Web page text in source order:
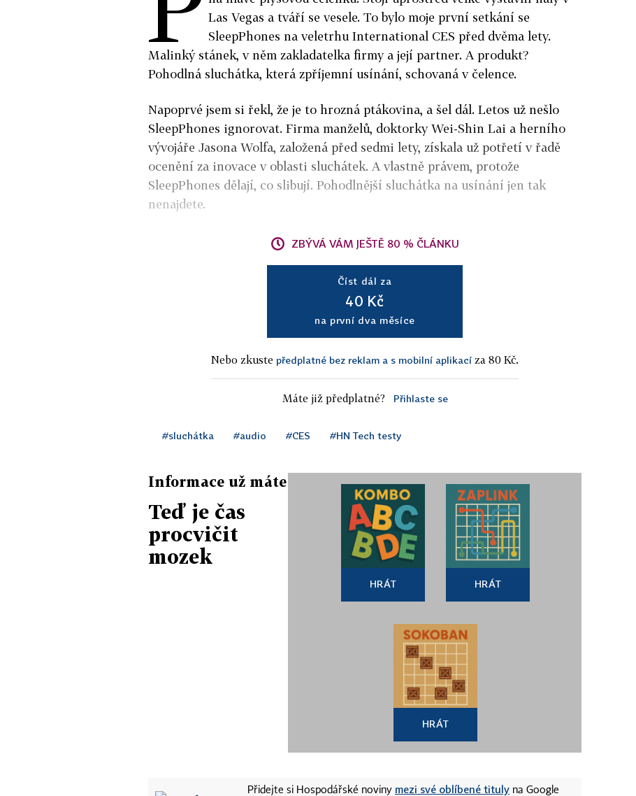
Las Vegas a tváří se vesele. To bylo moje první setkání se
SleepPhones na veletrhu International CES před dvěma lety.
Malinký stánek, v něm zakladatelka firmy a její partner. A produkt?
Pohodlná sluchátka, která zpříjemní usínání, schovaná v čelence.
Napoprvé jsem si řekl, že je to hrozná ptákovina, a šel dál. Letos už nešlo
SleepPhones ignorovat. Firma manželů, doktorky Wei-Shin Lai a herního
vývojáře Jasona Wolfa, založená před sedmi lety, získala už potřetí v řadě
ocenění za inovace v oblasti sluchátek. A vlastně právem, protože
SleepPhones dělají, co slibují. Pohodlnější sluchátka na usínání jen tak
nenajdete.
ZBÝVÁ VÁM JEŠTĚ 80 % ČLÁNKU
Číst dál za
40 Kč
na první dva měsíce
Nebo zkuste předplatné bez reklam a s mobilní aplikací za 80 Kč.
Máte již předplatné? Přihlaste se
#sluchátka #audio #CES #HN Tech testy
Informace už máte
Teď je čas
procvičit
mozek
HRÁT HRÁT
HRÁT
Přidejte si Hospodářské noviny mezi své oblíbené tituly na Google